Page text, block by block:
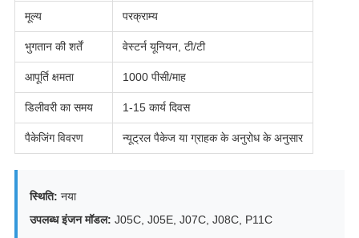
मूल्य परक्राम्य
भुगतान की शर्तें वेस्टर्न यूनियन, टी/टी
आपूर्ति क्षमता 1000 पीसी/माह
डिलीवरी का समय 1-15 कार्य दिवस
पैकेजिंग विवरण न्यूट्रल पैकेज या ग्राहक के अनुरोध के अनुसार
स्थिति: नया
उपलब्ध इंजन मॉडल: J05C, J05E, J07C, J08C, P11C